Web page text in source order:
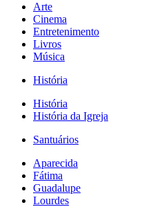
Arte
Cinema
Entretenimento
Livros
Música
História
História
História da Igreja
Santuários
Aparecida
Fátima
Guadalupe
Lourdes